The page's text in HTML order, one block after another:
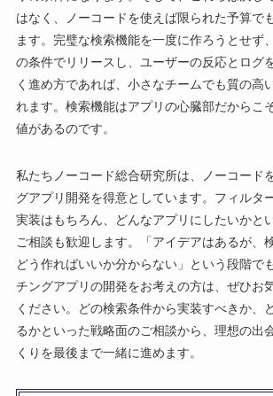
はなく、ノーコードを使えば限られた予算で
ます。完璧な検索機能を一度に作ろうとせず
の条件でリリースし、ユーザーの反応とログ
く進め方であれば、小さなチームでも質の高
れます。検索機能はアプリの心臓部だからこ
値があるのです。
私たちノーコード総合研究所は、ノーコード
グアプリ開発を得意としています。フィルタ
実装はもちろん、どんなアプリにしたいかと
ご相談も歓迎します。「アイデアはあるが、
どう作ればいいか分からない」という段階で
チングアプリの開発をお考えの方は、ぜひお
ください。どの検索条件から実装すべきか、
るかといった戦略面のご相談から、理想の出
くりを最後まで一緒に進めます。